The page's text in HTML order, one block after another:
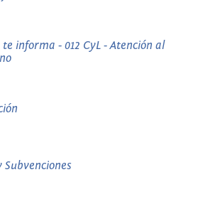
te informa - 012 CyL - Atención al
Subvenciones